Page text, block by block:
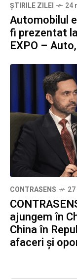
ȘTIRILE ZILEI 24
Automobilul
fi prezentat
EXPO –
CONTRASENS
ajungem în
China în
afaceri și